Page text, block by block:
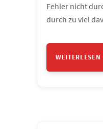
Fehler nicht
durch zu viel
WEITERLESEN